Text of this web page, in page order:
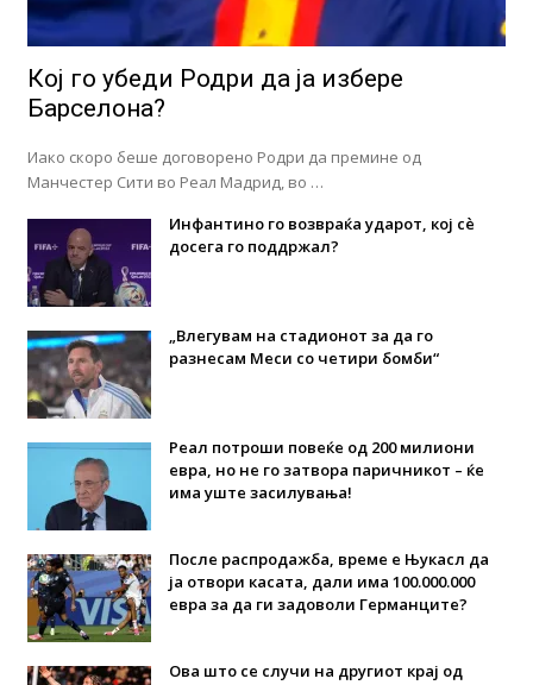
Кој го убеди Родри да ја избере
Барселона?
Иако скоро беше договорено Родри да премине од
Манчестер Сити во Реал Мадрид, во …
Инфантино го возвраќа ударот, кој сè
досега го поддржал?
„Влегувам на стадионот за да го
разнесам Меси со четири бомби“
Реал потроши повеќе од 200 милиони
евра, но не го затвора паричникот – ќе
има уште засилувања!
После распродажба, време е Њукасл да
ја отвори касата, дали има 100.000.000
евра за да ги задоволи Германците?
Ова што се случи на другиот крај од